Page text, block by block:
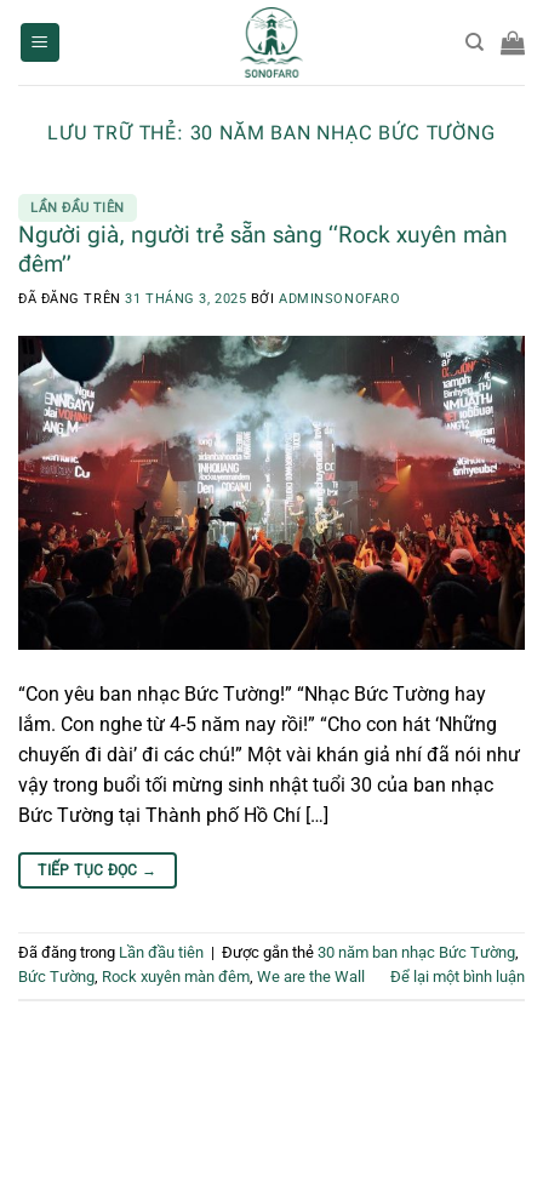
LƯU TRỮ THẺ: 30 NĂM BAN NHẠC BỨC TƯỜNG
LẦN ĐẦU TIÊN
Người già, người trẻ sẵn sàng “Rock xuyên màn
đêm”
ĐÃ ĐĂNG TRÊN31 THÁNG 3, 2025 BỞIADMINSONOFARO
“Con yêu ban nhạc Bức Tường!” “Nhạc Bức Tường hay
lắm. Con nghe từ 4-5 năm nay rồi!” “Cho con hát ‘Những
chuyến đi dài’ đi các chú!” Một vài khán giả nhí đã nói như
vậy trong buổi tối mừng sinh nhật tuổi 30 của ban nhạc
Bức Tường tại Thành phố Hồ Chí […]
TIẾP TỤC ĐỌC →
Đã đăng trong Lần đầu tiên | Được gắn thẻ 30 năm ban nhạc Bức Tường,
Bức Tường, Rock xuyên màn đêm, We are the Wall Để lại một bình luận